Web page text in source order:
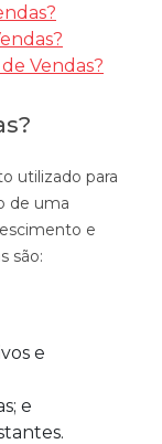
Vendas?
utilizado para
de uma
e
são:
e
e